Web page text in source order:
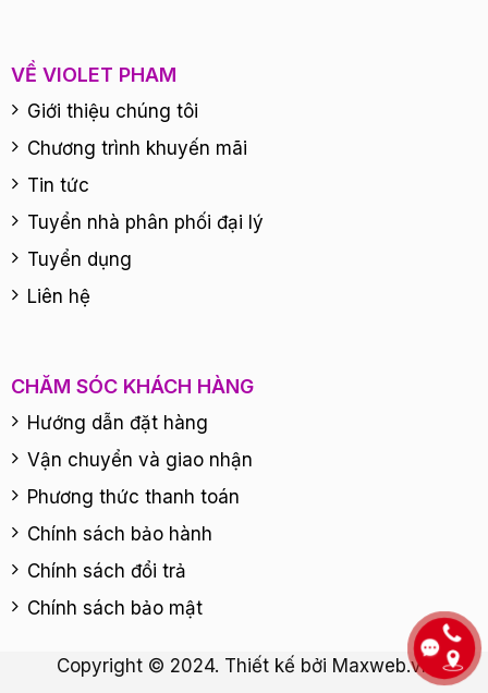
VỀ VIOLET PHAM
Giới thiệu chúng tôi
Chương trình khuyến mãi
Tin tức
Tuyển nhà phân phối đại lý
Tuyển dụng
Liên hệ
CHĂM SÓC KHÁCH HÀNG
Hướng dẫn đặt hàng
Vận chuyển và giao nhận
Phương thức thanh toán
Chính sách bảo hành
Chính sách đổi trả
Chính sách bảo mật
Copyright © 2024. Thiết kế bởi Maxweb.vn